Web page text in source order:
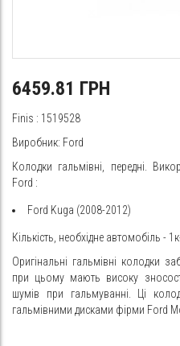
6459.81 ГРН
Finis : 1519528
Виробник: Ford
Колодки гальмівні, передні.
Ford :
Ford Kuga (2008-2012)
Кількість, необхідне автомобіль -
Оригінальні гальмівні колодки
при цьому мають високу
шумів при гальмуванні. Ці
гальмівними дисками фірми Ford